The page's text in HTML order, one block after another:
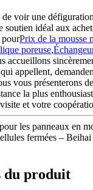
voir une
soutien idéal aux
pourPrix ​​de la mousse
poreuse,
accueillons
appellent,
vous présenterons
la plus
et votre
les panneaux en
fermées –
du produit